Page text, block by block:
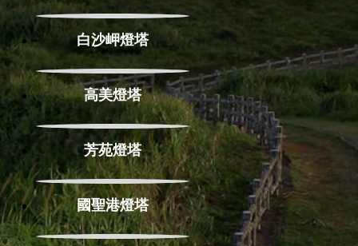
白沙岬燈塔
高美燈塔
芳苑燈塔
國聖港燈塔